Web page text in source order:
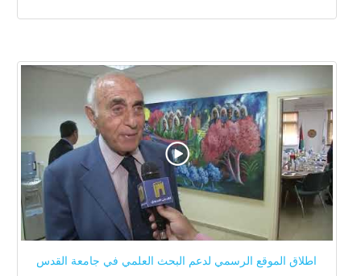
اطلاق الموقع الرسمي لدعم البحث العلمي في جامعة القدس